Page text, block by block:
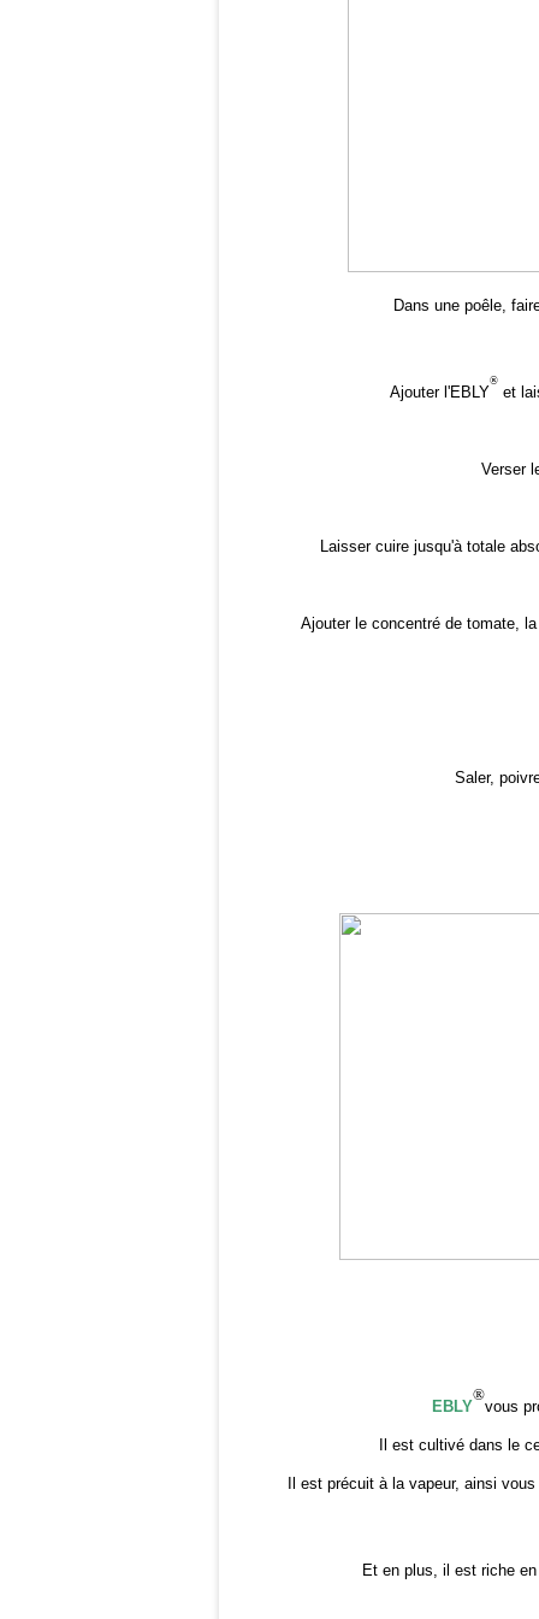
Dans une poêle,
Ajouter l'EBLY
®
et
Verser
Laisser cuire jusqu'à totale
Ajouter le concentré de tomate,
Saler,
EBLY
®
vous
Il est cultivé dans le
Il est précuit à la vapeur, ainsi
Et en plus, il est riche